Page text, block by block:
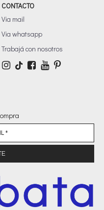
CONTACTO
Via mail
Via whatsapp
Trabajá con nosotros